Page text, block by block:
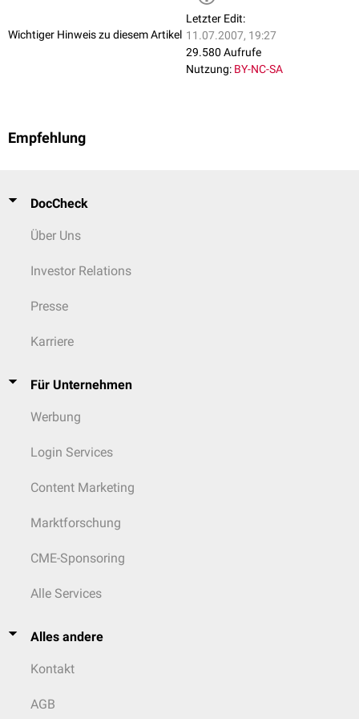
Wichtiger Hinweis zu diesem Artikel
Letzter Edit:
11.07.2007, 19:27
29.580 Aufrufe
Nutzung: BY-NC-SA
Empfehlung
DocCheck
Über Uns
Investor Relations
Presse
Karriere
Für Unternehmen
Werbung
Login Services
Content Marketing
Marktforschung
CME-Sponsoring
Alle Services
Alles andere
Kontakt
AGB